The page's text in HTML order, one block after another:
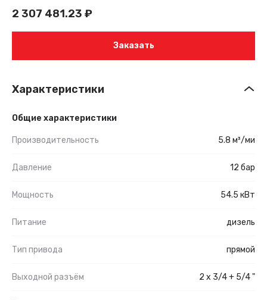
2 307 481.23 ₽
Заказать
Характеристики
Общие характеристики
Производительность 5.8 м³/ми
Давление 12 бар
Мощность 54.5 кВт
Питание дизель
Тип привода прямой
Выходной разъём 2 x 3/4 + 5/4 "